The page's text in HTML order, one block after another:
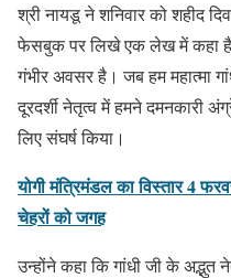
श्री नायडू ने शनिवार को शहीद
फेसबुक पर लिखे एक लेख में कहा है
गंभीर अवसर है। जब हम महात्मा
दूरदर्शी नेतृत्व में हमने दमनकारी
लिए संघर्ष किया।
योगी मंत्रिमंडल का विस्तार 4
चेहरों को जगह
उन्होंने कहा कि गांधी जी के अद्भुत